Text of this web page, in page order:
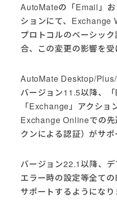
AutoMateの「Email」
ションにて、Exchange
プロトコルのベーシッ
合、この変更の影響を受
AutoMate Desktop/Plus/
バージョン11.5以降、
「Exchange」アクショ
Exchange Onlineでの
クンによる認証）がサポ
バージョン22.1以降、
エラー時の設定等全て
サポートするようになり